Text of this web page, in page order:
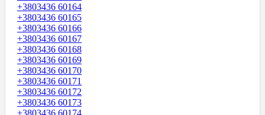
+3803436 60164
+3803436 60165
+3803436 60166
+3803436 60167
+3803436 60168
+3803436 60169
+3803436 60170
+3803436 60171
+3803436 60172
+3803436 60173
+3803436 60174